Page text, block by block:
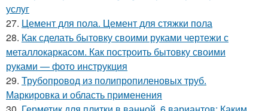
услуг
27. Цемент для пола. Цемент для стяжки пола
28. Как сделать бытовку своими руками чертежи с
металлокаркасом. Как построить бытовку своими
руками — фото инструкция
29. Трубопровод из полипропиленовых труб.
Маркировка и область применения